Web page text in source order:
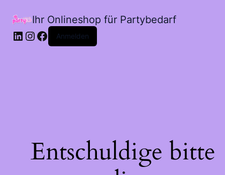
Ihr Onlineshop für Partybedarf
LinkedIn
Instagram
Facebook
Anmelden
Entschuldige bitte